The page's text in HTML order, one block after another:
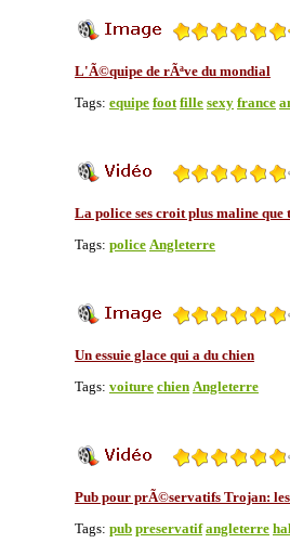
L'Ã©quipe de rÃªve du mondial
Tags: equipe foot fille sexy france
La police ses croit plus maline que
Tags: police Angleterre
Un essuie glace qui a du chien
Tags: voiture chien Angleterre
Pub pour prÃ©servatifs Trojan:
Tags: pub preservatif angleterre